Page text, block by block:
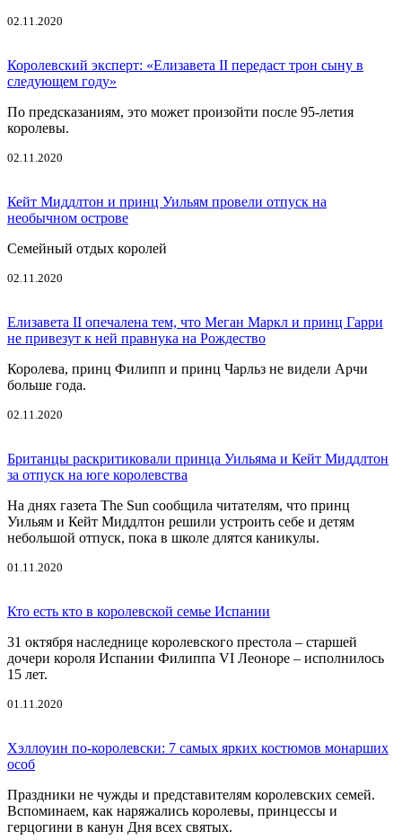
02.11.2020
Королевский эксперт: «Елизавета II передаст трон сыну в
следующем году»
По предсказаниям, это может произойти после 95-летия
королевы.
02.11.2020
Кейт Миддлтон и принц Уильям провели отпуск на
необычном острове
Семейный отдых королей
02.11.2020
Елизавета II опечалена тем, что Меган Маркл и принц Гарри
не привезут к ней правнука на Рождество
Королева, принц Филипп и принц Чарльз не видели Арчи
больше года.
02.11.2020
Британцы раскритиковали принца Уильяма и Кейт Миддлтон
за отпуск на юге королевства
На днях газета The Sun сообщила читателям, что принц
Уильям и Кейт Миддлтон решили устроить себе и детям
небольшой отпуск, пока в школе длятся каникулы.
01.11.2020
Кто есть кто в королевской семье Испании
31 октября наследнице королевского престола – старшей
дочери короля Испании Филиппа VI Леоноре – исполнилось
15 лет.
01.11.2020
Хэллоуин по-королевски: 7 самых ярких костюмов монарших
особ
Праздники не чужды и представителям королевских семей.
Вспоминаем, как наряжались королевы, принцессы и
герцогини в канун Дня всех святых.